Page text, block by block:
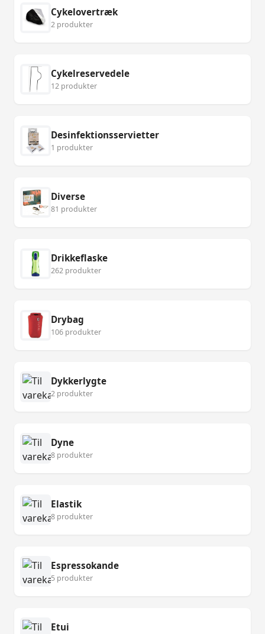
Cykelovertræk
2 produkter
Cykelreservedele
12 produkter
Desinfektionsservietter
1 produkter
Diverse
81 produkter
Drikkeflaske
262 produkter
Drybag
106 produkter
Dykkerlygte
2 produkter
Dyne
8 produkter
Elastik
8 produkter
Espressokande
5 produkter
Etui